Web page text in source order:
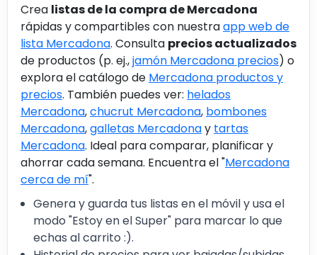
Crea listas de la compra de Mercadona
rápidas y compartibles con nuestraapp web de
lista Mercadona. Consulta precios actualizados
de productos (p. ej.,jamón Mercadona precios) o
explora el catálogo de Mercadona productos y
precios. También puedes ver: helados
Mercadona,chucrut Mercadona, bombones
Mercadona,galletas Mercadonay tartas
Mercadona. Ideal para comparar, planificar y
ahorrar cada semana. Encuentra el "Mercadona
cerca de mí".
Genera y guarda tus listas en el móvil y usa el
modo "Estoy en el Super" para marcar lo que
echas al carrito :).